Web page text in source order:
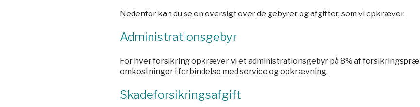
Nedenfor kan du se en oversigt over de gebyrer og afgifter, som vi opkræver.
Administrationsgebyr
For hver forsikring opkræver vi et administrationsgebyr på 8% af
omkostninger i forbindelse med service og opkrævning.
Skadeforsikringsafgift